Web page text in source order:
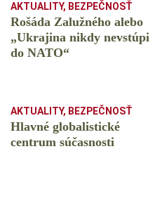
AKTUALITY, BEZPEČNOSŤ
Rošáda Zalužného alebo
„Ukrajina nikdy nevstúpi
do NATO“
AKTUALITY, BEZPEČNOSŤ
Hlavné globalistické
centrum súčasnosti